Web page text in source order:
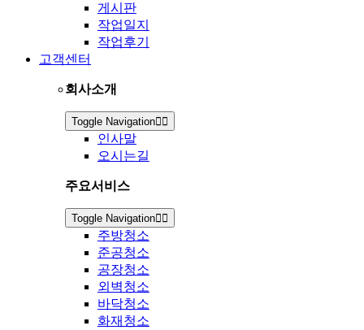
게시판
작업일지
작업후기
고객센터
회사소개
Toggle Navigation
인사말
오시는길
주요서비스
Toggle Navigation
주방청소
준공청소
공장청소
외벽청소
바닥청소
화재청소